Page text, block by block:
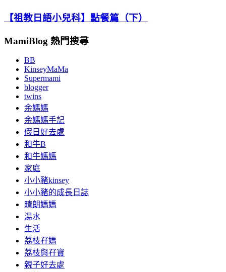
【祖教日語小兒科】點餐篇（下）
MamiBlog 熱門搜尋
BB
KinseyMaMa
Supermami
blogger
twins
余媽媽
余媽媽手記
假日好去處
和牛B
和牛媽媽
家庭
小小豬kinsey
小小豬的成長日誌
晴朗媽媽
湯水
生活
荔枝孖媽
荔枝與孖寶
親子好去處